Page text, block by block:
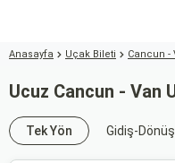
Anasayfa Uçak Bileti Cancun -
Ucuz Cancun - Van
Tek Yön Gidiş-Dönüş